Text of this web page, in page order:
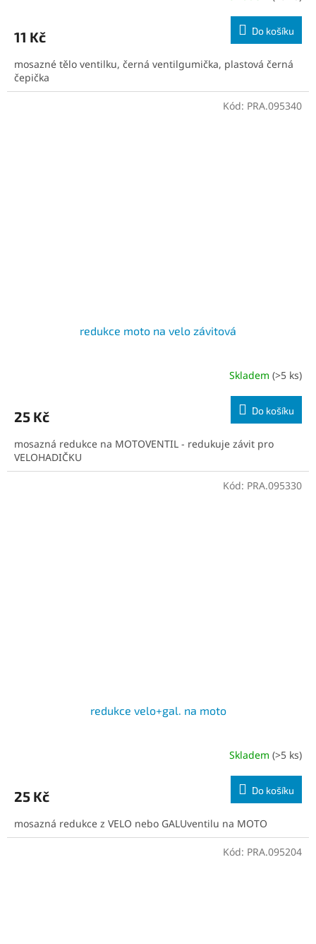
11 Kč Do košíku
mosazné tělo ventilku, černá ventilgumička, plastová černá
čepička
redukce moto na velo závitová
Skladem (>5 ks)
25 Kč Do košíku
mosazná redukce na MOTOVENTIL - redukuje závit pro
VELOHADIČKU
Kód: PRA.095340
redukce velo+gal. na moto
Skladem (>5 ks)
25 Kč Do košíku
mosazná redukce z VELO nebo GALUventilu na MOTO
Kód: PRA.095330
Kód: PRA.095204